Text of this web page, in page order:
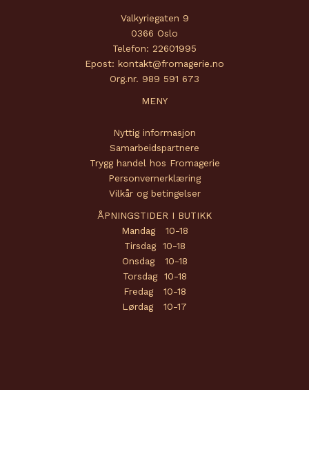
Valkyriegaten 9
0366 Oslo
Telefon: 22601995
Epost: kontakt@fromagerie.no
Org.nr. 989 591 673
MENY
Nyttig informasjon
Samarbeidspartnere
Trygg handel hos Fromagerie
Personvernerklæring
Vilkår og betingelser
ÅPNINGSTIDER I BUTIKK
Mandag 10-18
Tirsdag 10-18
Onsdag 10-18
Torsdag 10-18
Fredag 10-18
Lørdag 10-17